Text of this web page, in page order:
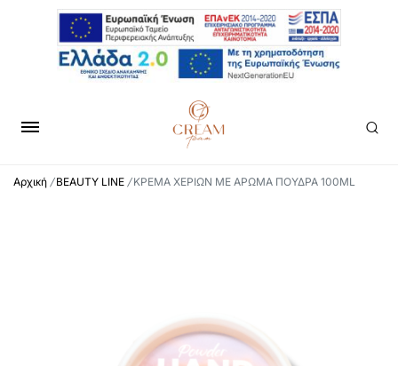
Αρχική /BEAUTY LINE /ΚΡΕΜΑ ΧΕΡΙΩΝ ΜΕ ΑΡΩΜΑ ΠΟΥΔΡΑ 100ML